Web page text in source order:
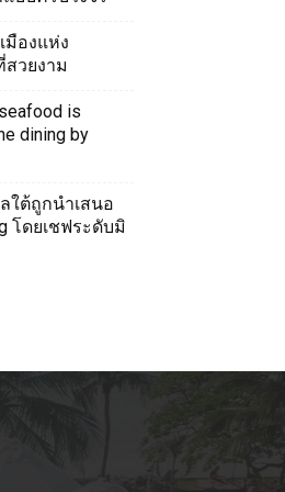
มืองแห่ง
วยงาม
is
dining by
ใต้ถูกนำเสนอ
โดยเชฟระดับมิ